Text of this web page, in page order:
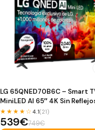
LG 65QNED70B6C – Smart
MiniLED AI 65″ 4K Sin
…
★★★★☆ 4.1(21)
539€749€